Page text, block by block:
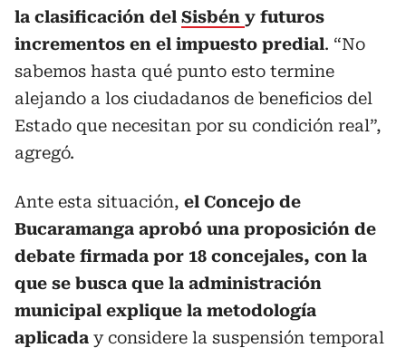
la clasificación del Sisbén y futuros
incrementos en el impuesto predial. “No
sabemos hasta qué punto esto termine
alejando a los ciudadanos de beneficios del
Estado que necesitan por su condición real”,
agregó.
Ante esta situación, el Concejo de
Bucaramanga aprobó una proposición de
debate firmada por 18 concejales, con la
que se busca que la administración
municipal explique la metodología
aplicada y considere la suspensión temporal